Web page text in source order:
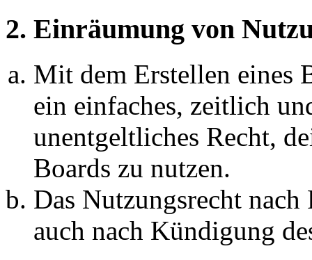
2. Einräumung von
Mit dem Erstellen eines
ein einfaches, zeitlich
unentgeltliches Recht,
Boards zu nutzen.
Das Nutzungsrecht
auch nach Kündigung